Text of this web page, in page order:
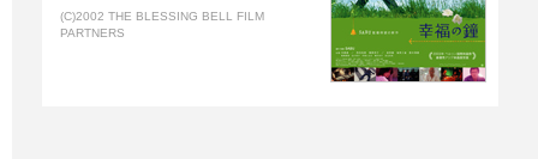
(C)2002 THE BLESSING BELL FILM
PARTNERS